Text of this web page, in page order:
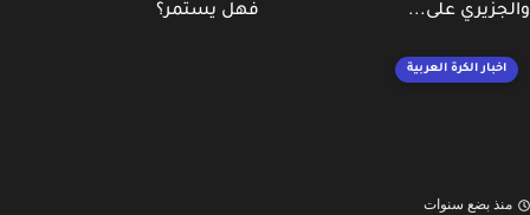
على...
فهل يستمر؟
اخبار الكرة العربية
بضع سنوات